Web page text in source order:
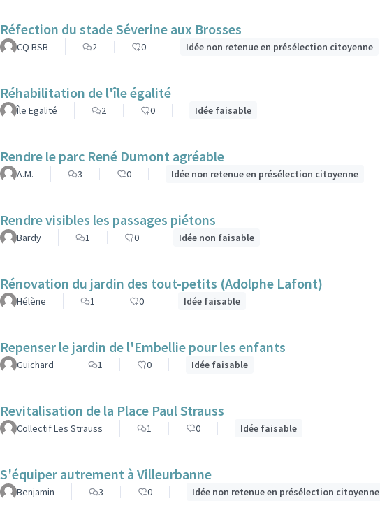
Réfection du stade Séverine aux Brosses
CQ BSB 2 0 Idée non retenue en présélection citoyenne
Réhabilitation de l'île égalité
Île Egalité 2 0 Idée faisable
Rendre le parc René Dumont agréable
A.M. 3 0 Idée non retenue en présélection citoyenne
Rendre visibles les passages piétons
Bardy 1 0 Idée non faisable
Rénovation du jardin des tout-petits (Adolphe Lafont)
Hélène 1 0 Idée faisable
Repenser le jardin de l'Embellie pour les enfants
Guichard 1 0 Idée faisable
Revitalisation de la Place Paul Strauss
Collectif Les Strauss 1 0 Idée faisable
S'équiper autrement à Villeurbanne
Benjamin 3 0 Idée non retenue en présélection citoyenne